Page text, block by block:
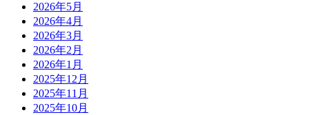
2026年5月
2026年4月
2026年3月
2026年2月
2026年1月
2025年12月
2025年11月
2025年10月